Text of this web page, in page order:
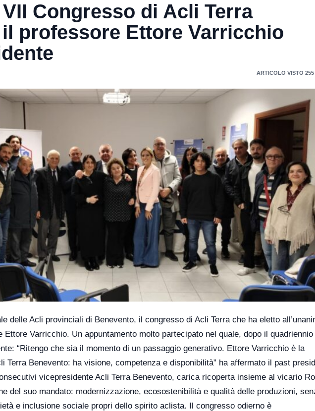
Congresso di Acli Terra
professore Ettore Varricchio
ARTICOLO VISTO 255
delle Acli provinciali di Benevento, il congresso di Acli Terra che ha eletto
Ettore Varricchio. Un appuntamento molto partecipato nel quale, dopo il quadriennio
“Ritengo che sia il momento di un passaggio generativo. Ettore Varricchio è la
Terra Benevento: ha visione, competenza e disponibilità” ha affermato il past
vicepresidente Acli Terra Benevento, carica ricoperta insieme al vicario
del suo mandato: modernizzazione, ecosostenibilità e qualità delle produzioni,
e inclusione sociale propri dello spirito aclista. Il congresso odierno è